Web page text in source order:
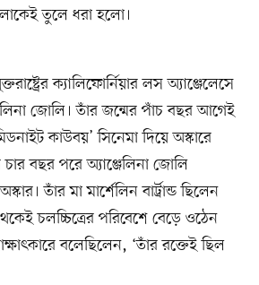
তুলে ধরা হলো।
ক্যালিফোর্নিয়ার লস অ্যাঞ্জেলেসে
জোলি। তাঁর জন্মের পাঁচ বছর আগেই
কাউবয়’ সিনেমা দিয়ে অস্কারে
বছর পরে অ্যাঞ্জেলিনা জোলি
তাঁর মা মার্শেলিন বার্ট্রান্ড ছিলেন
চলচ্চিত্রের পরিবেশে বেড়ে ওঠেন
বলেছিলেন, ‘তাঁর রক্তেই ছিল